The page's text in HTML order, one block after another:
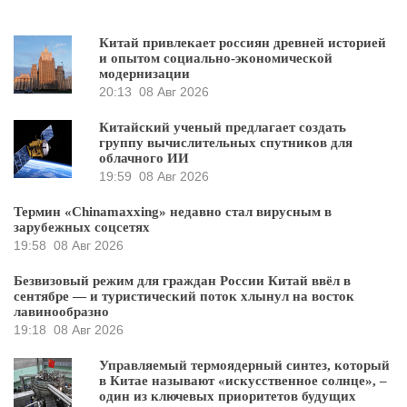
Китай привлекает россиян древней историей
и опытом социально-экономической
модернизации
20:13 08 Авг 2026
Китайский ученый предлагает создать
группу вычислительных спутников для
облачного ИИ
19:59 08 Авг 2026
Термин «Chinamaxxing» недавно стал вирусным в
зарубежных соцсетях
19:58 08 Авг 2026
Безвизовый режим для граждан России Китай ввёл в
сентябре — и туристический поток хлынул на восток
лавинообразно
19:18 08 Авг 2026
Управляемый термоядерный синтез, который
в Китае называют «искусственное солнце», –
один из ключевых приоритетов будущих